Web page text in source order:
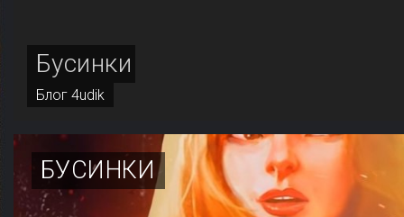
Бусинки
Блог 4udik
БУСИНКИ